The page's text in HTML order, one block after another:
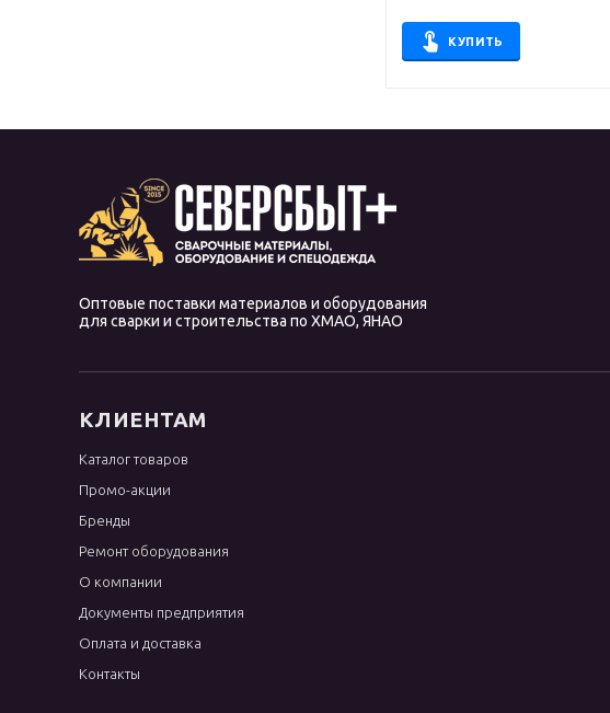
КУПИТЬ
Оптовые поставки материалов и оборудования
для сварки и строительства по ХМАО, ЯНАО
КЛИЕНТАМ
Каталог товаров
Промо-акции
Бренды
Ремонт оборудования
О компании
Документы предприятия
Оплата и доставка
Контакты